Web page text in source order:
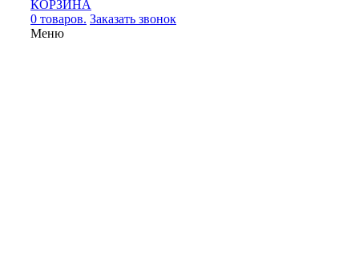
КОРЗИНА
0 товаров. Заказать звонок
Меню